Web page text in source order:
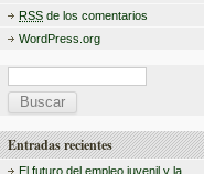
RSS de los comentarios
WordPress.org
B
u
s
Entradas recientes
El futuro del empleo juvenil y la